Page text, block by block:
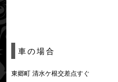
車の場合
東郷町 清水ケ根交差点すぐ